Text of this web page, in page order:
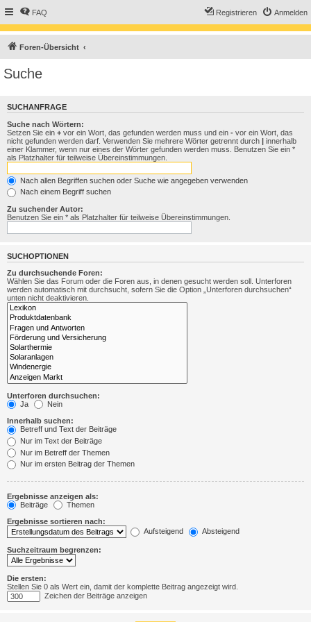
FAQ Anmelden
Registrieren
Foren-Übersicht
Suche
SUCHANFRAGE
Suche nach Wörtern:
Setzen Sie ein + vor ein Wort, das gefunden werden muss und ein - vor ein Wort, das
nicht gefunden werden darf. Verwenden Sie mehrere Wörter getrennt durch | innerhalb
einer Klammer, wenn nur eines der Wörter gefunden werden muss. Benutzen Sie ein *
als Platzhalter für teilweise Übereinstimmungen.
Nach allen Begriffen suchen oder Suche wie angegeben verwenden
Nach einem Begriff suchen
Zu suchender Autor:
Benutzen Sie ein * als Platzhalter für teilweise Übereinstimmungen.
SUCHOPTIONEN
Zu durchsuchende Foren:
Wählen Sie das Forum oder die Foren aus, in denen gesucht werden soll. Unterforen
werden automatisch mit durchsucht, sofern Sie die Option „Unterforen durchsuchen“
unten nicht deaktivieren.
Unterforen durchsuchen:
Ja
Nein
Innerhalb suchen:
Betreff und Text der Beiträge
Nur im Text der Beiträge
Nur im Betreff der Themen
Nur im ersten Beitrag der Themen
Ergebnisse anzeigen als:
Beiträge
Themen
Ergebnisse sortieren nach:
Aufsteigend
Absteigend
Suchzeitraum begrenzen:
Die ersten:
Stellen Sie 0 als Wert ein, damit der komplette Beitrag angezeigt wird.
Zeichen der Beiträge anzeigen